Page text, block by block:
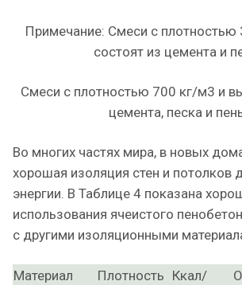
Примечание: Смеси с
состоят из цемента и
Смеси с плотностью 700 кг/м3 и
цемента, песка и
Во многих частях мира, в новых
хорошая изоляция стен и потолков
энергии. В Таблице 4 показана
использования ячеистого
с другими изоляционными
Материал Плотность Ккал/